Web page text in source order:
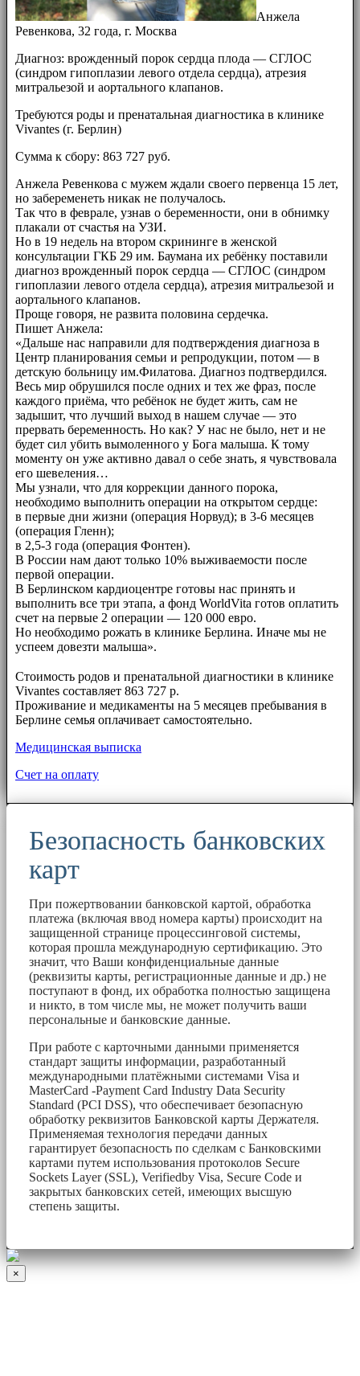
Анжела
Ревенкова, 32 года, г. Москва
Диагноз: врожденный порок сердца плода — СГЛОС
(синдром гипоплазии левого отдела сердца), атрезия
митральезой и аортального клапанов.
Требуются роды и пренатальная диагностика в клинике
Vivantes (г. Берлин)
Сумма к сбору: 863 727 руб.
Анжела Ревенкова с мужем ждали своего первенца 15 лет,
но забеременеть никак не получалось.
Так что в феврале, узнав о беременности, они в обнимку
плакали от счастья на УЗИ.
Но в 19 недель на втором скрининге в женской
консультации ГКБ 29 им. Баумана их ребёнку поставили
диагноз врожденный порок сердца — СГЛОС (синдром
гипоплазии левого отдела сердца), атрезия митральезой и
аортального клапанов.
Проще говоря, не развита половина сердечка.
Пишет Анжела:
«Дальше нас направили для подтверждения диагноза в
Центр планирования семьи и репродукции, потом — в
детскую больницу им.Филатова. Диагноз подтвердился.
Весь мир обрушился после одних и тех же фраз, после
каждого приёма, что ребёнок не будет жить, сам не
задышит, что лучший выход в нашем случае — это
прервать беременность. Но как? У нас не было, нет и не
будет сил убить вымоленного у Бога малыша. К тому
моменту он уже активно давал о себе знать, я чувствовала
его шевеления…
Мы узнали, что для коррекции данного порока,
необходимо выполнить операции на открытом сердце:
в первые дни жизни (операция Норвуд); в 3-6 месяцев
(операция Гленн);
в 2,5-3 года (операция Фонтен).
В России нам дают только 10% выживаемости после
первой операции.
В Берлинском кардиоцентре готовы нас принять и
выполнить все три этапа, а фонд WorldVita готов оплатить
счет на первые 2 операции — 120 000 евро.
Но необходимо рожать в клинике Берлина. Иначе мы не
успеем довезти малыша».
Стоимость родов и пренатальной диагностики в клинике
Vivantes составляет 863 727 р.
Проживание и медикаменты на 5 месяцев пребывания в
Берлине семья оплачивает самостоятельно.
Медицинская выписка
Счет на оплату
Безопасность банковских
карт
При пожертвовании банковской картой, обработка
платежа (включая ввод номера карты) происходит на
защищенной странице процессинговой системы,
которая прошла международную сертификацию. Это
значит, что Ваши конфиденциальные данные
(реквизиты карты, регистрационные данные и др.) не
поступают в фонд, их обработка полностью защищена
и никто, в том числе мы, не может получить ваши
персональные и банковские данные.
При работе с карточными данными применяется
стандарт защиты информации, разработанный
международными платёжными системами Visa и
MasterCard -Payment Card Industry Data Security
Standard (PCI DSS), что обеспечивает безопасную
обработку реквизитов Банковской карты Держателя.
Применяемая технология передачи данных
гарантирует безопасность по сделкам с Банковскими
картами путем использования протоколов Secure
Sockets Layer (SSL), Verifiedby Visa, Secure Code и
закрытых банковских сетей, имеющих высшую
степень защиты.
×